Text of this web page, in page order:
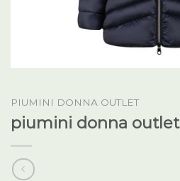
PIUMINI DONNA OUTLET
piumini donna outlet